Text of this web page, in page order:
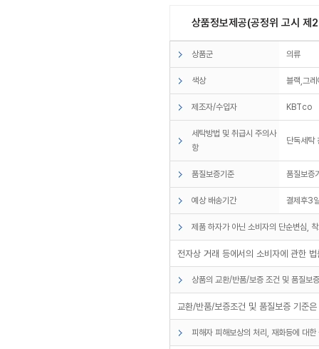
상품정보제공(공정위 고시
상품군 의류
색상 블랙,그레
제조자/수입자 KBTco
세탁방법 및 취급시 주의사
항
단독세탁
품질보증기준 품질보증
예상 배송기간 결제후3
제품 하자가 아닌 소비자의 단순변심,
전자상 거래 등에서의 소비자에 관한
상품의 교환/반품/보증 조건 및 품질보
교환/반품/보증조건 및 품질보증 기준
피해자 피해보상의 처리, 재화등에 대